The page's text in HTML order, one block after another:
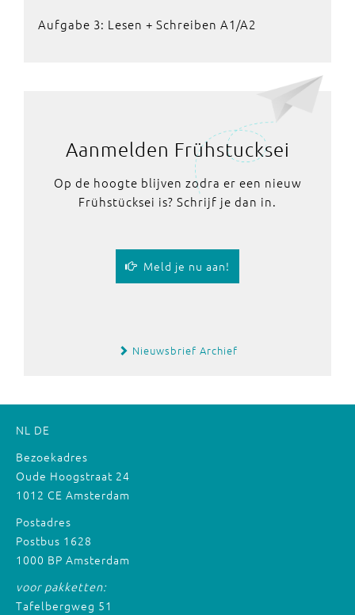
Aufgabe 3: Lesen + Schreiben A1/A2
Aanmelden Frühstucksei
Op de hoogte blijven zodra er een nieuw
Frühstücksei is? Schrijf je dan in.
Meld je nu aan!
Nieuwsbrief Archief
NL DE
Bezoekadres
Oude Hoogstraat 24
1012 CE Amsterdam
Postadres
Postbus 1628
1000 BP Amsterdam
voor pakketten:
Tafelbergweg 51